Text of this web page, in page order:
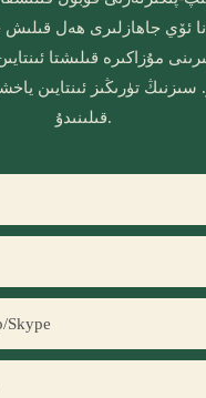
ئۆي جاھازلىرى ھەل قىلىش
مۇزاكىرە قىلىشتا
سىزنىڭ تۈرىڭىز ئىنتايىن
قىلىنىدۇ.
Skype